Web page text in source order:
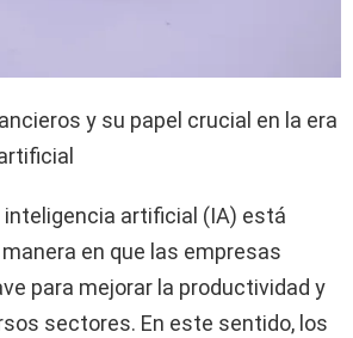
y su papel crucial en la era
inteligencia artificial (IA) está
en que las empresas
para mejorar la productividad y
sectores. En este sentido, los